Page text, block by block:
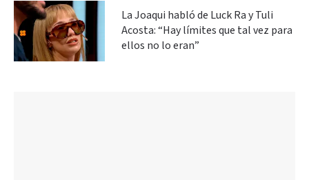
La Joaqui habló de Luck Ra y Tuli
Acosta: “Hay límites que tal vez para
ellos no lo eran”